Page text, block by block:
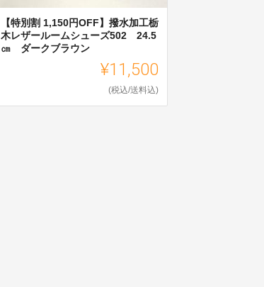
【特別割 1,150円OFF】撥水加工栃
木レザールームシューズ502 24.5
㎝ ダークブラウン
¥11,500
(税込/送料込)